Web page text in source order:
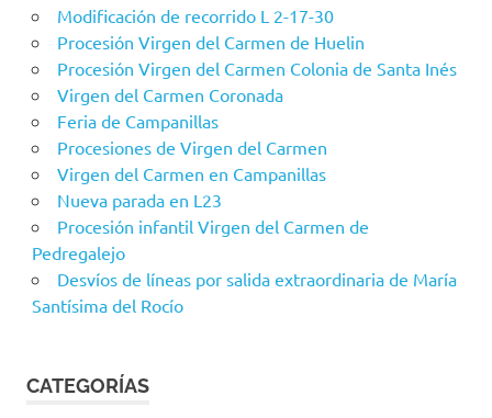
Modificación de recorrido L 2-17-30
Procesión Virgen del Carmen de Huelin
Procesión Virgen del Carmen Colonia de Santa Inés
Virgen del Carmen Coronada
Feria de Campanillas
Procesiones de Virgen del Carmen
Virgen del Carmen en Campanillas
Nueva parada en L23
Procesión infantil Virgen del Carmen de
Pedregalejo
Desvíos de líneas por salida extraordinaria de María
Santísima del Rocío
CATEGORÍAS